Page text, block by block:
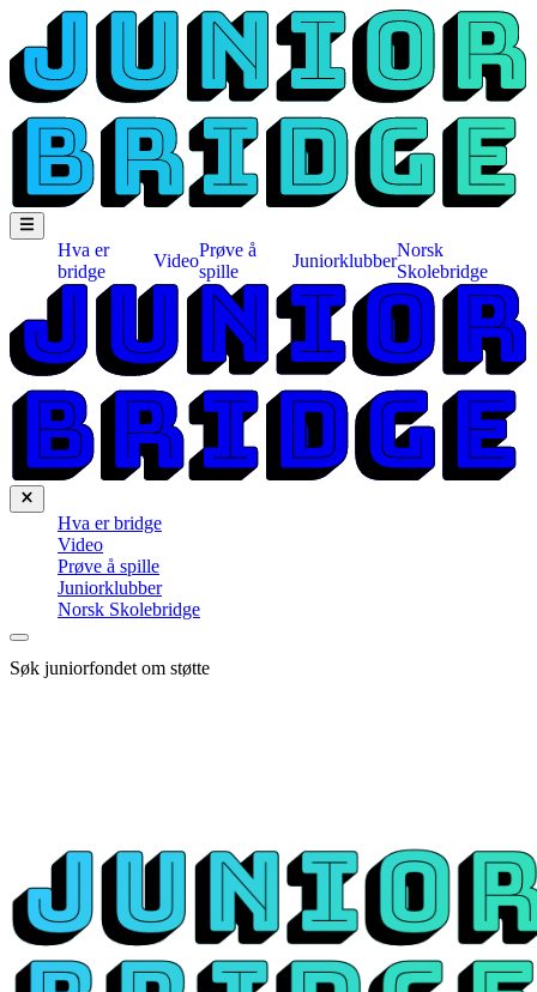
Hva er
bridge
Video
Prøve å
spille
Juniorklubber
Norsk
Skolebridge
Hva er bridge
Video
Prøve å spille
Juniorklubber
Norsk Skolebridge
Søk juniorfondet om støtte